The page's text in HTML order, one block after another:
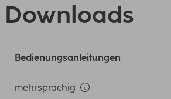
Downloads
Bedienungsanleitungen
mehrsprachig